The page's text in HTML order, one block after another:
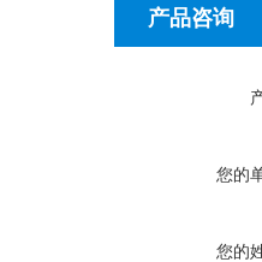
产品咨询
您的
您的